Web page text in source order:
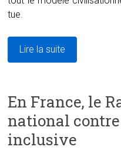
tue.
Lire la suite
En France, le
national
inclusive